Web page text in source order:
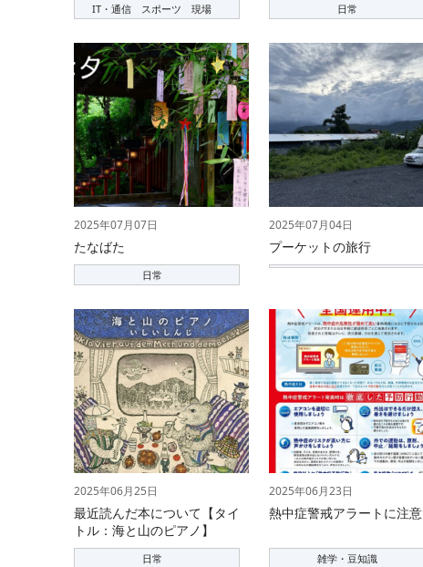
IT・通信 スポーツ 現場 日常
2025年07月07日
たなばた
日常
2025年07月04日
プーケットの旅行
2025年06月25日
最近読んだ本について【タイ
トル：海と山のピアノ】
日常
2025年06月23日
熱中症警戒アラートに注意
雑学・豆知識